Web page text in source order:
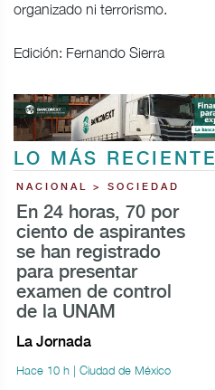
organizado ni terrorismo.
Edición: Fernando Sierra
LO MÁS RECIENTE
NACIONAL > SOCIEDAD
En 24 horas, 70 por
ciento de aspirantes
se han registrado
para presentar
examen de control
de la UNAM
La Jornada
Hace 10 h | Ciudad de México